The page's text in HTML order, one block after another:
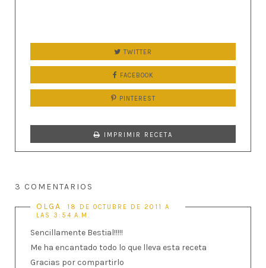
TWITTER
FACEBOOK
PINTEREST
IMPRIMIR RECETA
3 COMENTARIOS
OLGA
18 DE OCTUBRE DE 2011 A
LAS 3:54 A.M.
Sencillamente Bestial!!!!!
Me ha encantado todo lo que lleva esta receta
Gracias por compartirlo